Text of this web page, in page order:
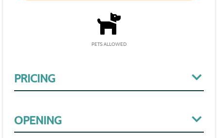
PRICING
OPENING
PETS ALLOWED